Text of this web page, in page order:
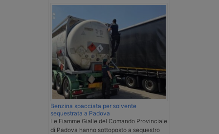
Benzina spacciata per solvente
sequestrata a Padova
Le Fiamme Gialle del Comando Provinciale
di Padova hanno sottoposto a sequestro